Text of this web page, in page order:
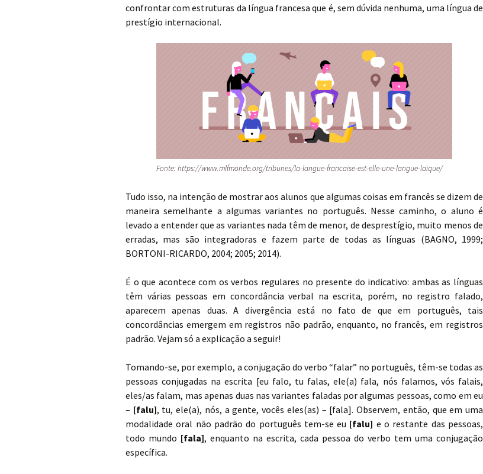
confrontar com estruturas da língua francesa que é, sem dúvida nenhuma, uma língua de
prestígio internacional.
Fonte: https://www.mlfmonde.org/tribunes/la-langue-francaise-est-elle-une-langue-laique/
Tudo isso, na intenção de mostrar aos alunos que algumas coisas em francês se dizem de
maneira semelhante a algumas variantes no português. Nesse caminho, o aluno é
levado a entender que as variantes nada têm de menor, de desprestígio, muito menos de
erradas, mas são integradoras e fazem parte de todas as línguas (BAGNO, 1999;
BORTONI-RICARDO, 2004; 2005; 2014).
É o que acontece com os verbos regulares no presente do indicativo: ambas as línguas
têm várias pessoas em concordância verbal na escrita, porém, no registro falado,
aparecem apenas duas. A divergência está no fato de que em português, tais
concordâncias emergem em registros não padrão, enquanto, no francês, em registros
padrão. Vejam só a explicação a seguir!
Tomando-se, por exemplo, a conjugação do verbo “falar” no português, têm-se todas as
pessoas conjugadas na escrita [eu falo, tu falas, ele(a) fala, nós falamos, vós falais,
eles/as falam, mas apenas duas nas variantes faladas por algumas pessoas, como em eu
– [falu], tu, ele(a), nós, a gente, vocês eles(as) – [fala]. Observem, então, que em uma
modalidade oral não padrão do português tem-se eu [falu] e o restante das pessoas,
todo mundo [fala], enquanto na escrita, cada pessoa do verbo tem uma conjugação
específica.